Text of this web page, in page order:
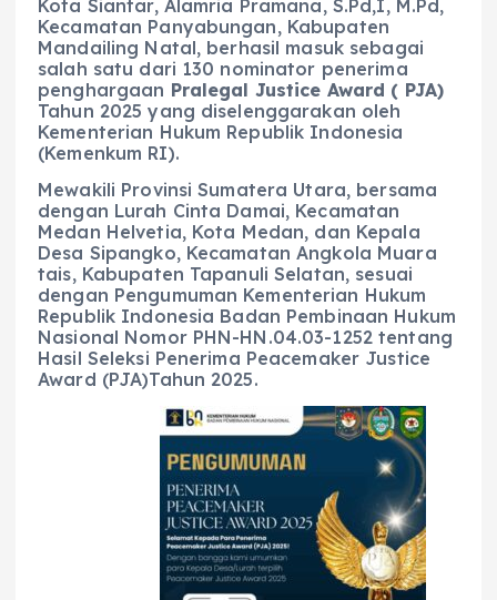
Kota Siantar, Alamria Pramana, S.Pd,I, M.Pd,
Kecamatan Panyabungan, Kabupaten
Mandailing Natal, berhasil masuk sebagai
salah satu dari 130 nominator penerima
penghargaan Pralegal Justice Award ( PJA)
Tahun 2025 yang diselenggarakan oleh
Kementerian Hukum Republik Indonesia
(Kemenkum RI).
Mewakili Provinsi Sumatera Utara, bersama
dengan Lurah Cinta Damai, Kecamatan
Medan Helvetia, Kota Medan, dan Kepala
Desa Sipangko, Kecamatan Angkola Muara
tais, Kabupaten Tapanuli Selatan, sesuai
dengan Pengumuman Kementerian Hukum
Republik Indonesia Badan Pembinaan Hukum
Nasional Nomor PHN-HN.04.03-1252 tentang
Hasil Seleksi Penerima Peacemaker Justice
Award (PJA)Tahun 2025.